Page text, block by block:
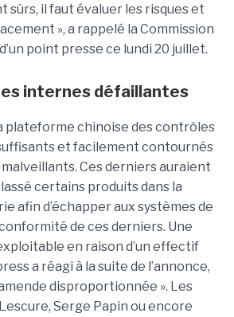
sûrs, il faut évaluer les risques et
», a rappelé la Commission
point presse ce lundi 20 juillet.
internes défaillantes
plateforme chinoise des contrôles
et facilement contournés
Ces derniers auraient
certains produits dans la
afin d’échapper aux systèmes de
de ces derniers. Une
en raison d’un effectif
a réagi à la suite de l’annonce,
disproportionnée ». Les
Serge Papin ou encore